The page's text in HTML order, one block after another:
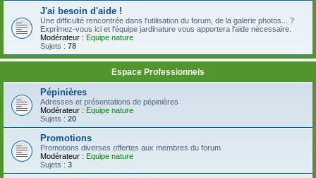
J'ai besoin d'aide !
Une difficulté rencontrée dans l'utilisation du forum, de la galerie photos... ?
Exprimez-vous ici et l'équipe jardinature vous apportera l'aide nécessaire.
Modérateur : Equipe nature
Sujets : 78
Espace Professionnels
Pépinières
Adresses et présentations de pépinières
Modérateur : Equipe nature
Sujets : 20
Promotions
Promotions diverses offertes aux membres du forum
Modérateur : Equipe nature
Sujets : 3